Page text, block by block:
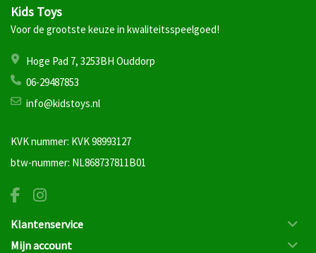
Kids Toys
Voor de grootste keuze in kwaliteitsspeelgoed!
Hoge Pad 7, 3253BH Ouddorp
06-29487853
info@kidstoys.nl
KVK nummer: KVK 98993127
btw-nummer: NL868737811B01
Klantenservice
Mijn account